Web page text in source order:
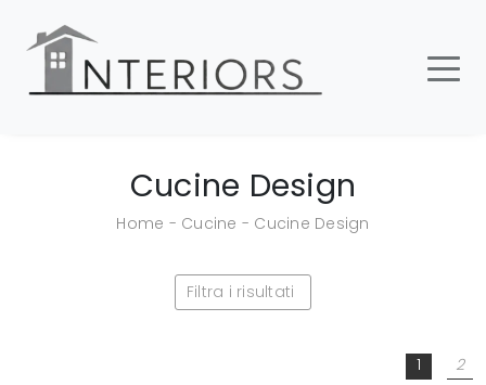
Cucine Design
Home - Cucine - Cucine Design
Filtra i risultati
1 2